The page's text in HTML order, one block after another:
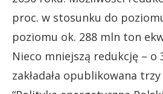
proc. w stosunku do
poziomu ok. 288 mln ton
Nieco mniejszą redukcję – o
zakładała opublikowana